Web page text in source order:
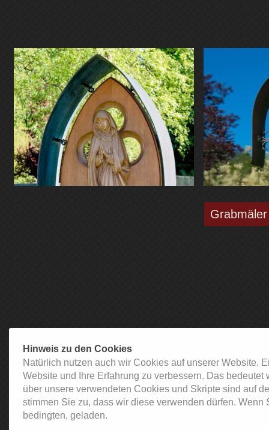
Grabmäler
Hinweis zu den Cookies
Natürlich nutzen auch wir Cookies auf unserer Website.
Website und Ihre Erfahrung zu verbessern. Das
über unsere verwendeten Cookies und Skripte sind auf
stimmen Sie zu, dass wir diese verwenden dürfen.
bedingten, geladen.